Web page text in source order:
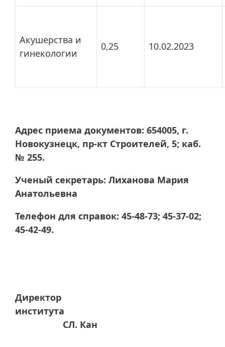
Акушерства и
гинекологии
0,25 10.02.2023
Адрес приема документов: 654005, г.
Новокузнецк, пр-кт Строителей, 5; каб.
№ 255.
Ученый секретарь: Лиханова Мария
Анатольевна
Телефон для справок: 45-48-73; 45-37-02;
45-42-49.
Директор
института
СЛ. Кан